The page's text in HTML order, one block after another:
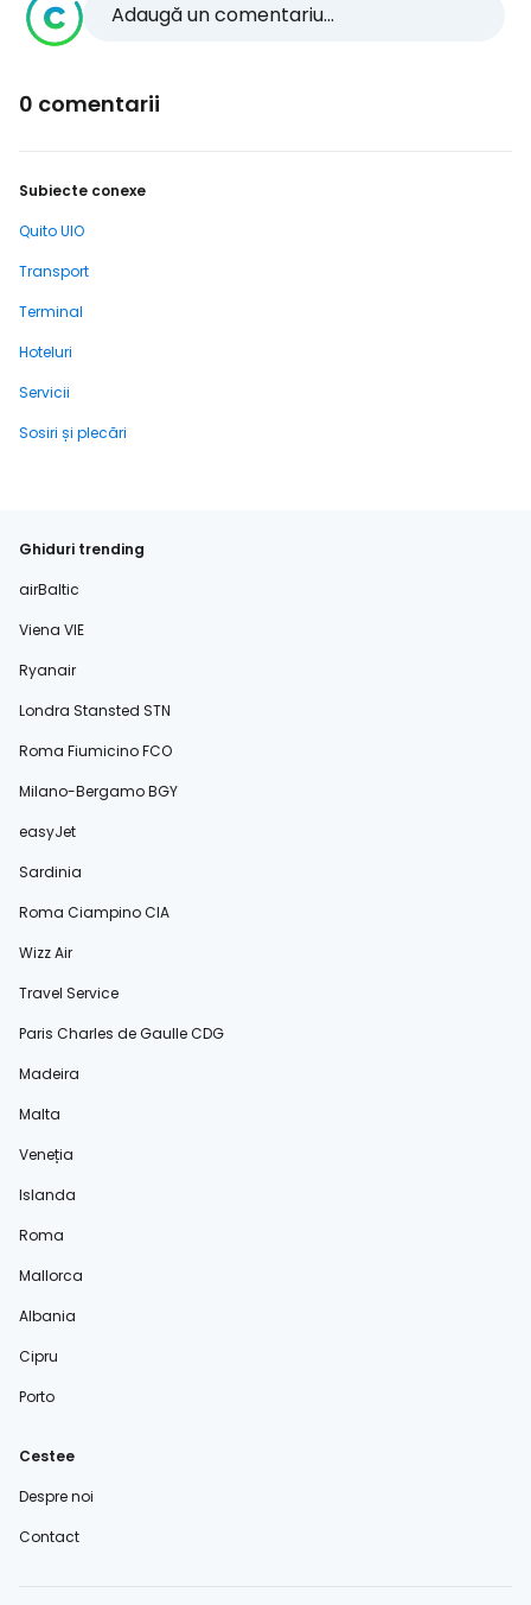
Adaugă un comentariu...
0 comentarii
Subiecte conexe
Quito UIO
Transport
Terminal
Hoteluri
Servicii
Sosiri și plecări
Ghiduri trending
airBaltic
Viena VIE
Ryanair
Londra Stansted STN
Roma Fiumicino FCO
Milano-Bergamo BGY
easyJet
Sardinia
Roma Ciampino CIA
Wizz Air
Travel Service
Paris Charles de Gaulle CDG
Madeira
Malta
Veneția
Islanda
Roma
Mallorca
Albania
Cipru
Porto
Cestee
Despre noi
Contact